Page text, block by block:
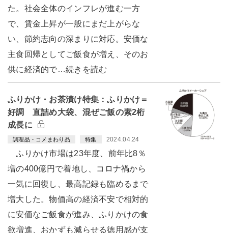
た。社会全体のインフレが進む一方
で、賃金上昇が一般にまだ上がらな
い、節約志向の深まりに対応。安価な
主食回帰としてご飯食が増え、そのお
供に経済的で…続きを読む
ふりかけ・お茶漬け特集：ふりかけ＝
好調 直詰め大袋、混ぜご飯の素2桁
成長に
調理品・コメまわり品 特集 2024.04.24
ふりかけ市場は23年度、前年比8％
増の400億円で着地し、コロナ禍から
一気に回復し、最高記録も臨めるまで
増大した。物価高の経済不安で相対的
に安価なご飯食が進み、ふりかけの食
欲増進、おかずも減らせる徳用感が支